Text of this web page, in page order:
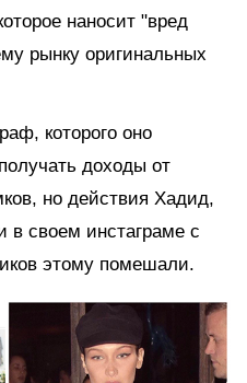
наносит "вред
рынку оригинальных
которого оно
доходы от
но действия Хадид,
своем инстаграме с
этому помешали.